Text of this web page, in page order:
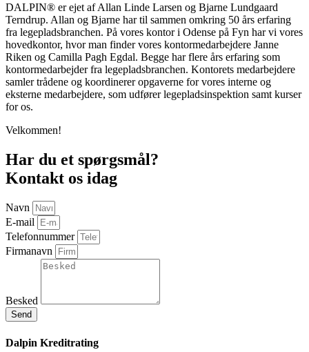
DALPIN® er ejet af Allan Linde Larsen og Bjarne Lundgaard
Terndrup. Allan og Bjarne har til sammen omkring 50 års erfaring
fra legepladsbranchen. På vores kontor i Odense på Fyn har vi vores
hovedkontor, hvor man finder vores kontormedarbejdere Janne
Riken og Camilla Pagh Egdal. Begge har flere års erfaring som
kontormedarbejder fra legepladsbranchen. Kontorets medarbejdere
samler trådene og koordinerer opgaverne for vores interne og
eksterne medarbejdere, som udfører legepladsinspektion samt kurser
for os.
Velkommen!
Har du et spørgsmål?
Kontakt os idag
Navn
E-mail
Telefonnummer
Firmanavn
Besked
Send
Dalpin Kreditrating